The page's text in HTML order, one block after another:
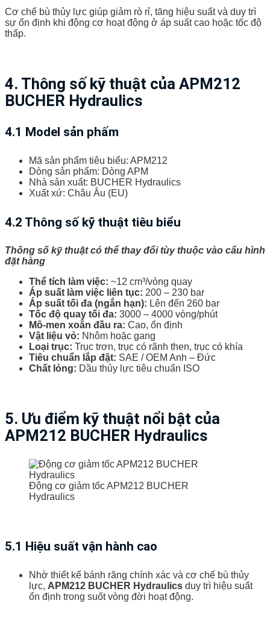
Cơ chế bù thủy lực giúp giảm rò rỉ, tăng hiệu suất và duy trì
sự ổn định khi động cơ hoạt động ở áp suất cao hoặc tốc độ
thấp.
4. Thông số kỹ thuật của APM212
BUCHER Hydraulics
4.1 Model sản phẩm
Mã sản phẩm tiêu biểu: APM212
Dòng sản phẩm: Dòng APM
Nhà sản xuất: BUCHER Hydraulics
Xuất xứ: Châu Âu (EU)
4.2 Thông số kỹ thuật tiêu biểu
Thông số kỹ thuật có thể thay đổi tùy thuộc vào cấu hình
đặt hàng
Thể tích làm việc: ~12 cm³/vòng quay
Áp suất làm việc liên tục: 200 – 230 bar
Áp suất tối đa (ngắn hạn): Lên đến 260 bar
Tốc độ quay tối đa: 3000 – 4000 vòng/phút
Mô-men xoắn đầu ra: Cao, ổn định
Vật liệu vỏ: Nhôm hoặc gang
Loại trục: Trục trơn, trục có rãnh then, trục có khía
Tiêu chuẩn lắp đặt: SAE / OEM Anh – Đức
Chất lỏng: Dầu thủy lực tiêu chuẩn ISO
5. Ưu điểm kỹ thuật nổi bật của
APM212 BUCHER Hydraulics
Động cơ giảm tốc APM212 BUCHER
Hydraulics
5.1 Hiệu suất vận hành cao
Nhờ thiết kế bánh răng chính xác và cơ chế bù thủy
lực, APM212 BUCHER Hydraulics duy trì hiệu suất
ổn định trong suốt vòng đời hoạt động.